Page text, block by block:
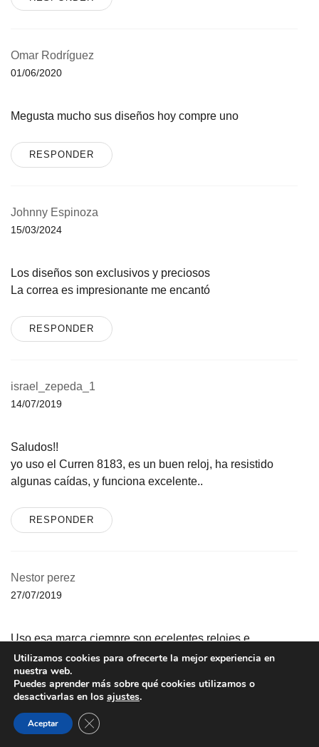
Omar Rodríguez
01/06/2020
Megusta mucho sus diseños hoy compre uno
RESPONDER
Johnny Espinoza
15/03/2024
Los diseños son exclusivos y preciosos
La correa es impresionante me encantó
RESPONDER
israel_zepeda_1
14/07/2019
Saludos!!
yo uso el Curren 8183, es un buen reloj, ha resistido
algunas caídas, y funciona excelente..
RESPONDER
Nestor perez
27/07/2019
Uso esa marca ciempre son ecelentes relojes e
comprado varios deverian hacerme un regalo le regale
de ellos a todos mis hermanos para el dia de los padres
RESPONDER
Utilizamos cookies para ofrecerte la mejor experiencia en
nuestra web.
Puedes aprender más sobre qué cookies utilizamos o
desactivarlas en los ajustes.
Aceptar CERRAR EL BANNER DE COOKIES RGPD